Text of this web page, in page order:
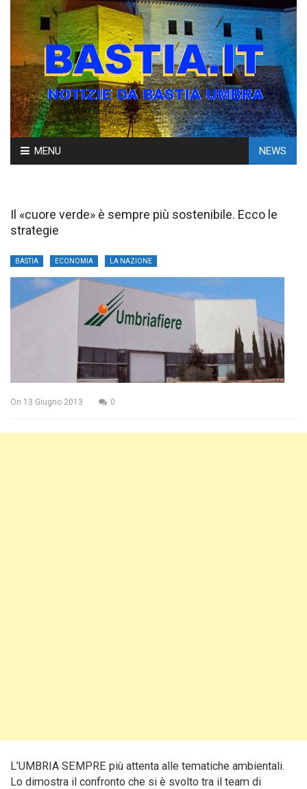
Skip
to
MENU NEWS
Il «cuore verde» è sempre più sostenibile. Ecco le
strategie
BASTIA ECONOMIA LA NAZIONE
On 13 Giugno 2013 0
L’UMBRIA SEMPRE più attenta alle tematiche ambientali.
Lo dimostra il confronto che si è svolto tra il team di